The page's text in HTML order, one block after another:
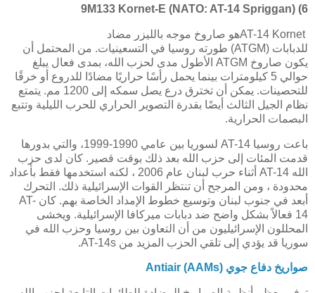
6)
9M133 Kornet-E (NATO: AT-14 Spriggan)
AT-14 Kornetهو صاروخ موجه بالليزر مضاد
للدبابات (ATGM) طورته روسيا في التسعينيات. من المحتمل أن
يكون صاروخ ATGM الأطول مدى لحزب الله، بمدى فعال يبلغ
حوالي 5 كيلومترات بينما يحمل رأسًا حراريًا مضادًا للدروع أو خرقًا
للتحصينات. يمكن أن تخترق درع يصل سمكه إلى 1200 مم. يتمتع
نظام الجيل الثالث أيضًا بقدرة التصوير الحراري للحرب الليلية وتتبع
البصمات الحرارية.
باعت روسيا AT-14
لسوريا بين عامي 1990-1999، والتي بدورها
قدمت المئات إلى حزب الله بعد ذلك بوقت قصير. كان لدى حزب
الله AT-14
أثناء حرب لبنان عام 2006 ، لكنه استخدمها فقط بأعداد
محدودة ، ومن المرجح أن تنتظر القوات الإسرائيلية ذلك. التحرك
أبعد في جنوب لبنان وتوسيع خطوط الإمداد الخاصة بهم. كان AT-
14 فعالاً بشكل واضح ضد دبابات ميركافا الإسرائيلية. ويخشى
المحللون الإسرائيليون من أن التعاون بين روسيا وحزب الله في
سوريا قد يؤدي إلى تلقي الحزب المزيد من AT-14s
.
صواريخ دفاع جوي Antiair (AAMs)